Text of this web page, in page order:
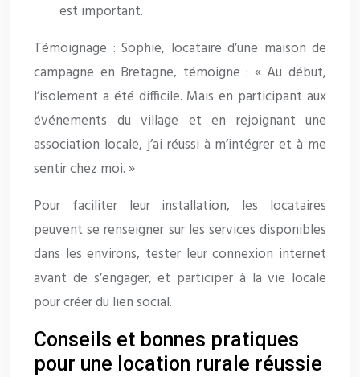
est important.
Témoignage : Sophie, locataire d’une maison de
campagne en Bretagne, témoigne : « Au début,
l’isolement a été difficile. Mais en participant aux
événements du village et en rejoignant une
association locale, j’ai réussi à m’intégrer et à me
sentir chez moi. »
Pour faciliter leur installation, les locataires
peuvent se renseigner sur les services disponibles
dans les environs, tester leur connexion internet
avant de s’engager, et participer à la vie locale
pour créer du lien social.
Conseils et bonnes pratiques
pour une location rurale réussie